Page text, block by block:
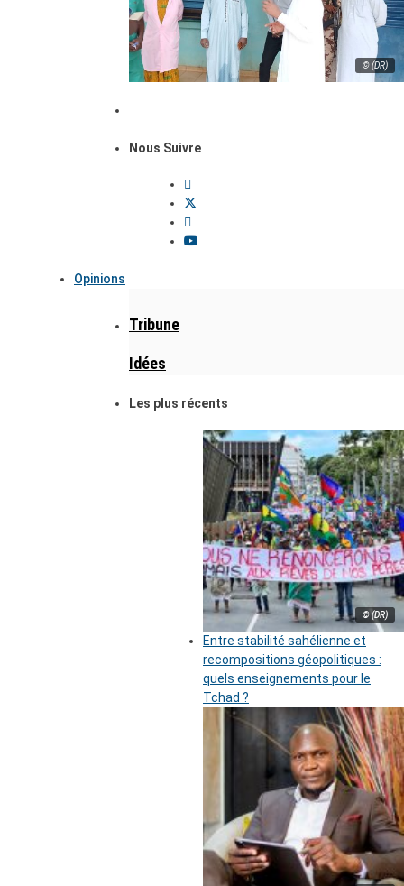
© (DR)
Nous Suivre
Opinions
Tribune
Idées
Les plus récents
© (DR)
Entre stabilité sahélienne et
recompositions géopolitiques :
quels enseignements pour le
Tchad ?